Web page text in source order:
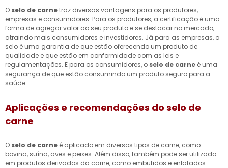
O selo de carnetraz diversas vantagens para os produtores,
empresas e consumidores. Para os produtores, a certificação é uma
forma de agregar valor ao seu produto e se destacar no mercado,
atraindo mais consumidores e investidores. Já para as empresas, o
selo é uma garantia de que estão oferecendo um produto de
qualidade e que estão em conformidade com as leis e
regulamentações. E para os consumidores, o selo de carne é uma
segurança de que estão consumindo um produto seguro para a
saúde.
Aplicações e recomendações do selo de
carne
O selo de carne é aplicado em diversos tipos de carne, como
bovina, suína, aves e peixes. Além disso, também pode ser utilizado
em produtos derivados da carne, como embutidos e enlatados.